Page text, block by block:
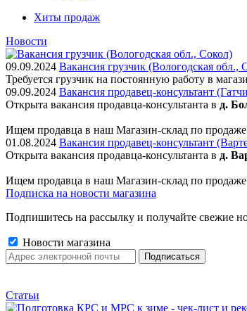
Хиты продаж
Новости
09.09.2024 Вакансия грузчик (Вологодская обл.,
Требуется грузчик на постоянную работу в
09.09.2024 Вакансия продавец-консультант
Открыта вакансия продавца-консультанта в д.
Ищем пpодaвца в наш Мaгазин-склад по
01.08.2024 Вакансия продавец-консультант
Открыта вакансия продавца-консультанта в д.
Ищем пpодaвца в наш Мaгазин-склад по
Подписка на новости магазина
Подпишитесь на рассылку и получайте свежие
Новости магазина
Статьи